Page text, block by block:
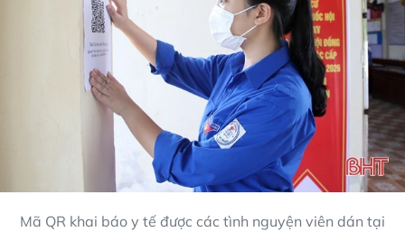
Mã QR khai báo y tế được các tình nguyện viên dán tại